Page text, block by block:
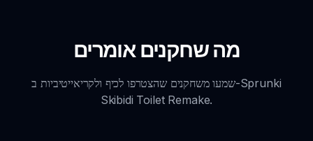
מה שחקנים אומרים
שמעו משחקנים שהצטרפו לכיף ולקריאייטיביות ב-Sprunki
Skibidi Toilet Remake.